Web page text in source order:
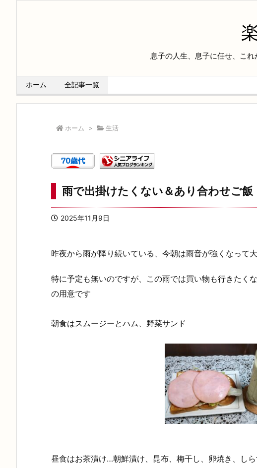
息子の人生、息子に任せ、こ
ホーム 全記事一覧
ホーム > 生活
雨で出掛けたくない＆あり合わせご飯
2025年11月9日
昨夜から雨が降り続いている、今朝は雨音が強くなって
特に予定も無いのですが、この雨では買い物も行きたく
の用意です
朝食はスムージーとハム、野菜サンド
昼食はお茶漬け…朝鮮漬け、昆布、梅干し、卵焼き、し